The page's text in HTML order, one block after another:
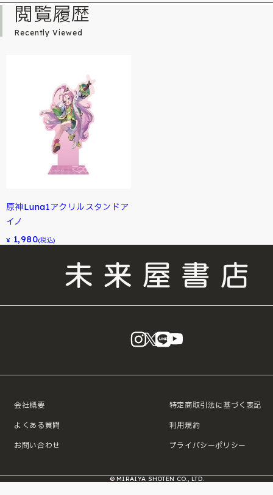
閲覧履歴
Recently Viewed
原神Luna1アクリルスタンドア
イノ
¥ 1,980(税込)
instagram
X LINE
会社概要
よくある質問
お問い合わせ
特定商取引法に基づく表記
利用規約
プライバシーポリシー
© MIRAIYA SHOTEN CO., LTD.